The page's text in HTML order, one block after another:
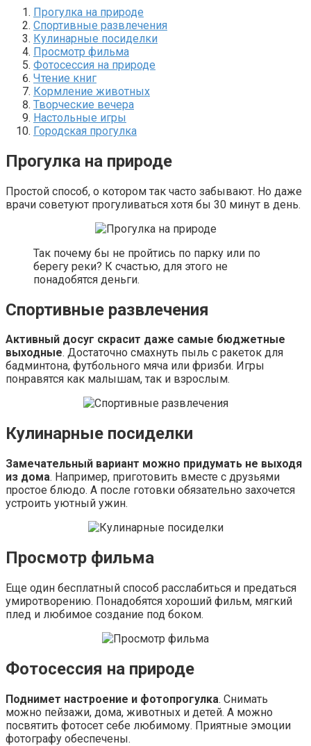
Прогулка на природе
Спортивные развлечения
Кулинарные посиделки
Просмотр фильма
Фотосессия на природе
Чтение книг
Кормление животных
Творческие вечера
Настольные игры
Городская прогулка
Прогулка на природе
Простой способ, о котором так часто забывают. Но даже
врачи советуют прогуливаться хотя бы 30 минут в день.
Так почему бы не пройтись по парку или по
берегу реки? К счастью, для этого не
понадобятся деньги.
Спортивные развлечения
Активный досуг скрасит даже самые бюджетные
выходные. Достаточно смахнуть пыль с ракеток для
бадминтона, футбольного мяча или фризби. Игры
понравятся как малышам, так и взрослым.
Кулинарные посиделки
Замечательный вариант можно придумать не выходя
из дома. Например, приготовить вместе с друзьями
простое блюдо. А после готовки обязательно захочется
устроить уютный ужин.
Просмотр фильма
Еще один бесплатный способ расслабиться и предаться
умиротворению. Понадобятся хороший фильм, мягкий
плед и любимое создание под боком.
Фотосессия на природе
Поднимет настроение и фотопрогулка. Снимать
можно пейзажи, дома, животных и детей. А можно
посвятить фотосет себе любимому. Приятные эмоции
фотографу обеспечены.